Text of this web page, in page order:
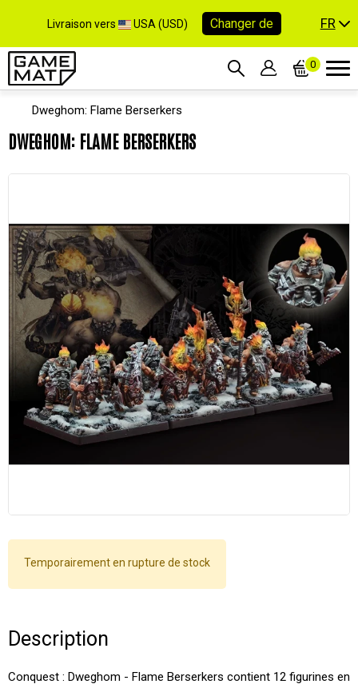
Livraison vers USA (USD) Changer de FR
0
Dweghom: Flame Berserkers
DWEGHOM: FLAME BERSERKERS
Temporairement en rupture de stock
Description
Conquest : Dweghom - Flame Berserkers contient 12 figurines en